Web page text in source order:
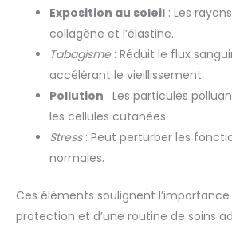
Exposition au soleil : Les
collagène et l’élastine.
Tabagisme: Réduit le flux
accélérant le vieillissement.
Pollution : Les particules
les cellules cutanées.
Stress: Peut perturber les
normales.
Ces éléments soulignent l’importance
protection et d’une routine de soins